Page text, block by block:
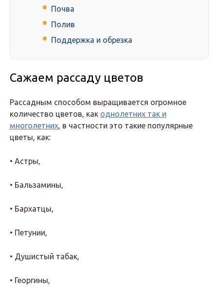
Почва
Полив
Поддержка и обрезка
Сажаем рассаду цветов
Рассадным способом выращивается огромное
количество цветов, как однолетних так и
многолетних, в частности это такие популярные
цветы, как:
• Астры,
• Бальзамины,
• Бархатцы,
• Петунии,
• Душистый табак,
• Георгины,